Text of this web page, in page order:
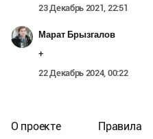
23 Декабрь 2021, 22:51
Марат Брызгалов
+
22 Декабрь 2024, 00:22
О проекте Правила